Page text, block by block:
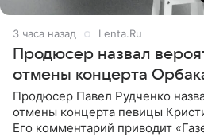
3 часа назад Lenta.Ru
Продюсер назвал
отмены концерта
Продюсер Павел Рудченко
отмены концерта певицы
Его комментарий приводит